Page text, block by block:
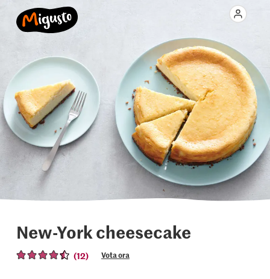
New-York cheesecake
(12) Vota ora